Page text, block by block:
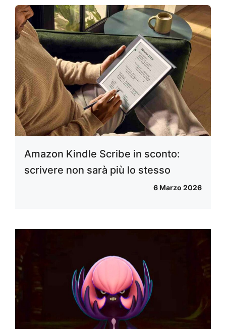
Amazon Kindle Scribe in sconto:
scrivere non sarà più lo stesso
6 Marzo 2026